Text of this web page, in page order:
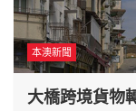
本澳新聞
大橋跨境貨物